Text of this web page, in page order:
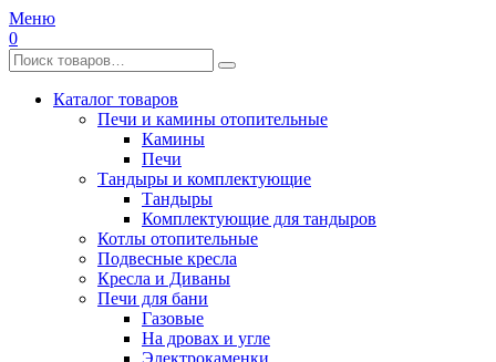
Меню
0
Каталог товаров
Печи и камины отопительные
Камины
Печи
Тандыры и комплектующие
Тандыры
Комплектующие для тандыров
Котлы отопительные
Подвесные кресла
Кресла и Диваны
Печи для бани
Газовые
На дровах и угле
Электрокаменки